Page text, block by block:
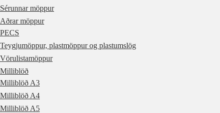
Sérunnar möppur
Aðrar möppur
PECS
Teygjumöppur, plastmöppur og plastumslög
Vörulistamöppur
Milliblöð
Milliblöð A3
Milliblöð A4
Milliblöð A5